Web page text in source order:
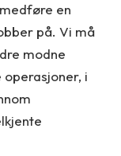
en
på. Vi må
modne
i